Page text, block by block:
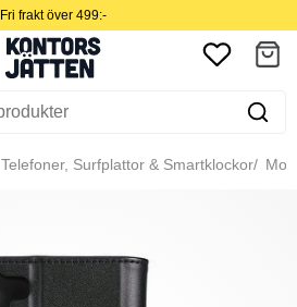
Fri frakt över 499:-
Telefoner, Surfplattor & Smartklockor